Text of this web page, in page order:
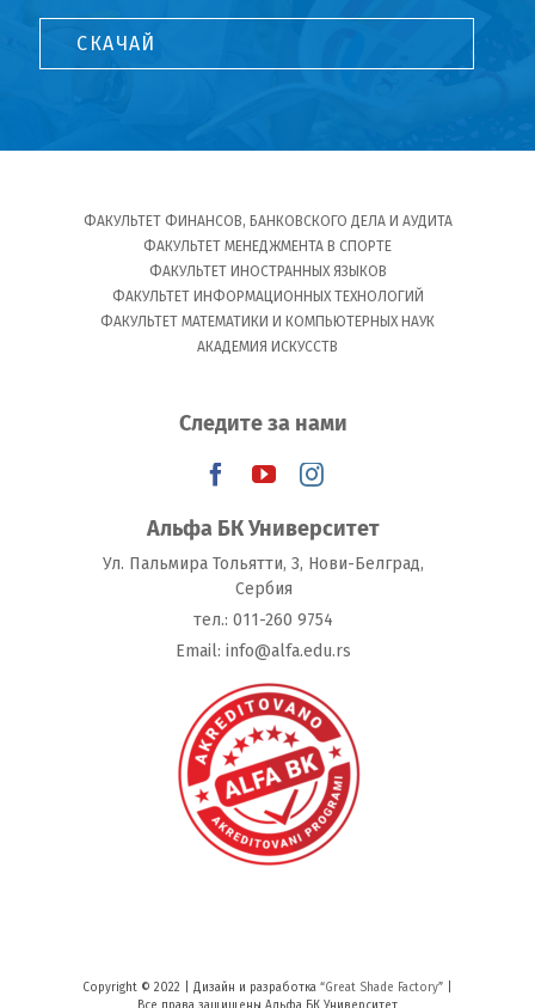
СКАЧАЙ
ФАКУЛЬТЕТ ФИНАНСОВ, БАНКОВСКОГО ДЕЛА И АУДИТА
ФАКУЛЬТЕТ МЕНЕДЖМЕНТА В СПОРТЕ
ФАКУЛЬТЕТ ИНОСТРАННЫХ ЯЗЫКОВ
ФАКУЛЬТЕТ ИНФОРМАЦИОННЫХ ТЕХНОЛОГИЙ
ФАКУЛЬТЕТ МАТЕМАТИКИ И КОМПЬЮТЕРНЫХ НАУК
АКАДЕМИЯ ИСКУССТВ
Следите за нами
Альфа БК Университет
Ул. Пальмира Тольятти, 3, Нови-Белград,
Сербия
тeл.: 011-260 9754
Email: info@alfa.edu.rs
Copyright © 2022 | Дизайн и разработка “Great Shade Factory” |